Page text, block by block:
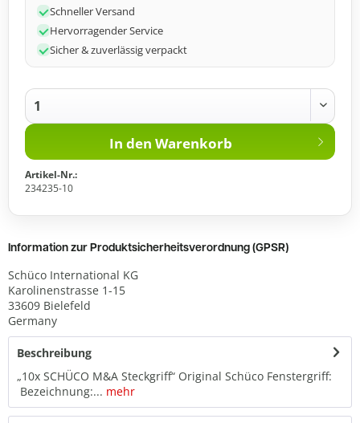
Schneller Versand
Hervorragender Service
Sicher & zuverlässig verpackt
In den Warenkorb
Artikel-Nr.:
234235-10
Information zur Produktsicherheitsverordnung (GPSR)
Schüco International KG
Karolinenstrasse 1-15
33609 Bielefeld
Germany
Beschreibung
„10x SCHÜCO M&A Steckgriff“ Original Schüco Fenstergriff:
Bezeichnung:... mehr